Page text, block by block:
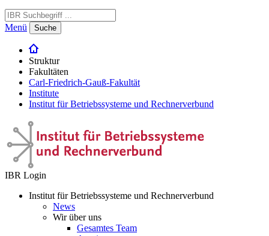
Menü Suche
Struktur
Fakultäten
Carl-Friedrich-Gauß-Fakultät
Institute
Institut für Betriebssysteme und Rechnerverbund
IBR Login
Institut für Betriebssysteme und Rechnerverbund
News
Wir über uns
Gesamtes Team